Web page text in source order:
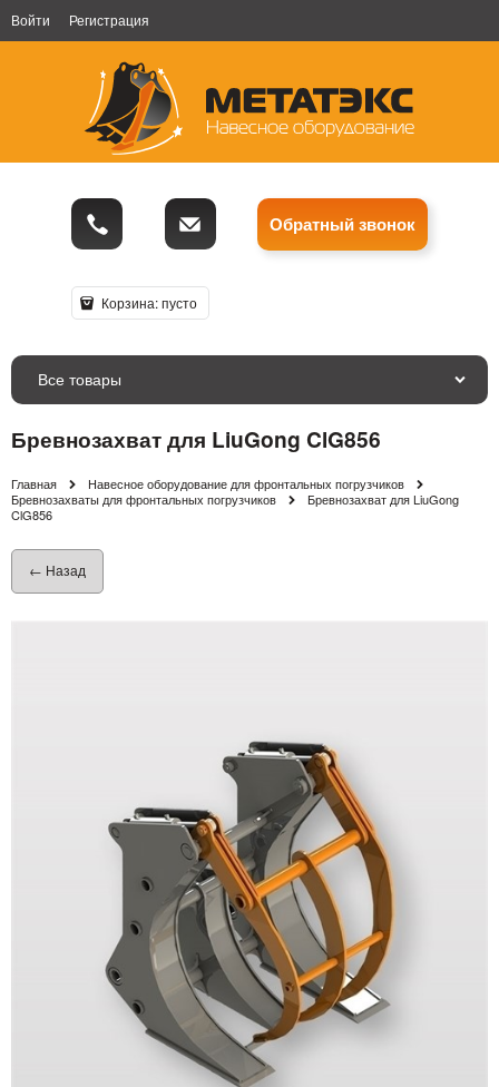
Войти Регистрация
Обратный звонок
Корзина:пусто
Все товары
Бревнозахват для LiuGong ClG856
Главная
Навесное оборудование для фронтальных погрузчиков
Бревнозахваты для фронтальных погрузчиков
Бревнозахват для LiuGong
ClG856
← Назад